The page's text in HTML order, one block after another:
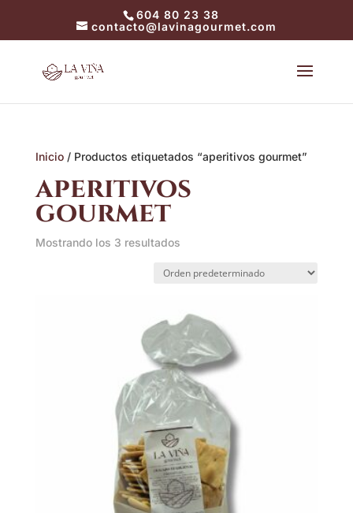
604 80 23 38
contacto@lavinagourmet.com
Inicio/ Productos etiquetados “aperitivos gourmet”
aperitivos
gourmet
Mostrando los 3 resultados